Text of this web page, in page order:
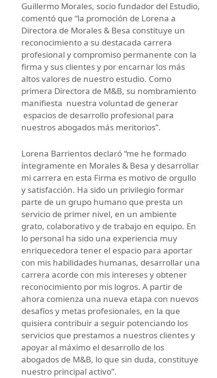
Guillermo Morales, socio fundador del Estudio,
comentó que “la promoción de Lorena a
Directora de Morales & Besa constituye un
reconocimiento a su destacada carrera
profesional y compromiso permanente con la
firma y sus clientes y por encarnar los más
altos valores de nuestro estudio. Como
primera Directora de M&B, su nombramiento
manifiesta nuestra voluntad de generar
espacios de desarrollo profesional para
nuestros abogados más meritorios”.
Lorena Barrientos declaró “me he formado
íntegramente en Morales & Besa y desarrollar
mi carrera en esta Firma es motivo de orgullo
y satisfacción. Ha sido un privilegio formar
parte de un grupo humano que presta un
servicio de primer nivel, en un ambiente
grato, colaborativo y de trabajo en equipo. En
lo personal ha sido una experiencia muy
enriquecedora tener el espacio para aportar
con mis habilidades humanas, desarrollar una
carrera acorde con mis intereses y obtener
reconocimiento por mis logros. A partir de
ahora comienza una nueva etapa con nuevos
desafíos y metas profesionales, en la que
quisiera contribuir a seguir potenciando los
servicios que prestamos a nuestros clientes y
apoyar al máximo el desarrollo de los
abogados de M&B, lo que sin duda, constituye
nuestro principal activo”.